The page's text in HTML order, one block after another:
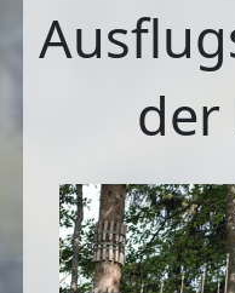
der